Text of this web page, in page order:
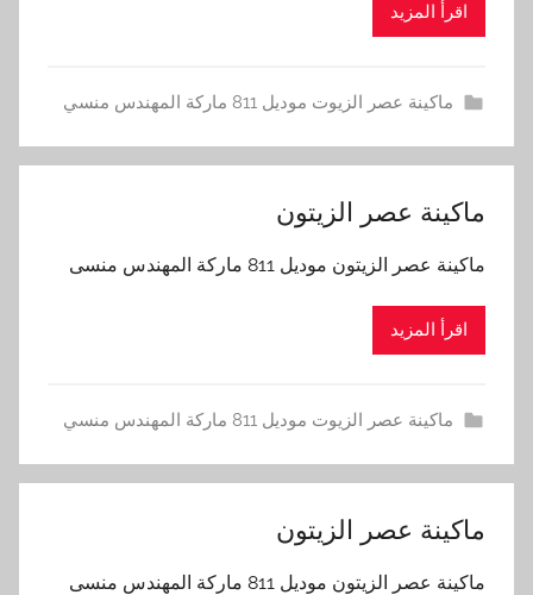
اقرأ المزيد
ماكينة عصر الزيوت موديل 811 ماركة المهندس منسي
‫ماكينة عصر الزيتون‬
‫ماكينة عصر الزيتون‬ موديل 811 ماركة المهندس منسى
اقرأ المزيد
ماكينة عصر الزيوت موديل 811 ماركة المهندس منسي
ماكينة عصر الزيتون
ماكينة عصر الزيتون موديل 811 ماركة المهندس منسى